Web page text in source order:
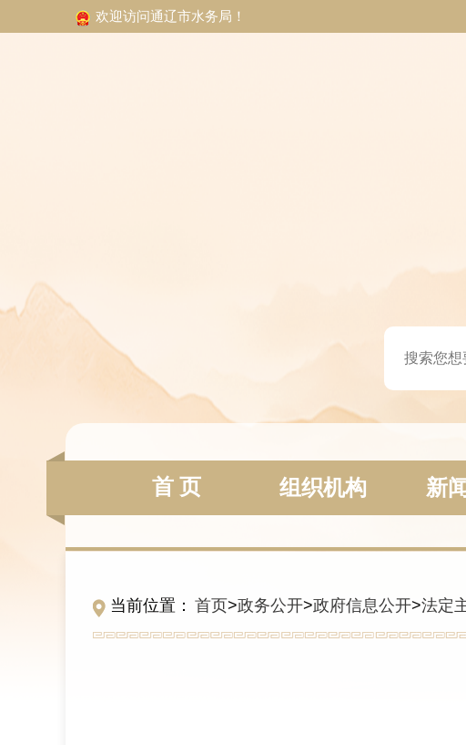
欢迎访问通辽市水务局！
首 页 组织机构 新
当前位置： 首页>政务公开>政府信息公开>法定